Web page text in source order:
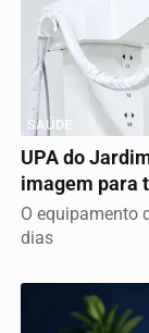
SAÚDE
UPA do
imagem para
O equipamento
dias